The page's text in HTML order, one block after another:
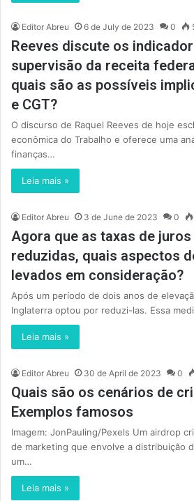
Editor Abreu 6 de July de 2023 0
Reeves discute os
supervisão da receita
quais são as possíveis
e CGT?
O discurso de Raquel Reeves de hoje
econômica do Trabalho e oferece uma
finanças…
Leia mais »
Editor Abreu 3 de June de 2023 0
Agora que as taxas de
reduzidas, quais aspectos
levados em consideração?
Após um período de dois anos de
Inglaterra optou por reduzi-las. Essa
Leia mais »
Editor Abreu 30 de April de 2023 0
Quais são os cenários de
Exemplos famosos
Imagem: JonPauling/Pexels Um airdrop
de marketing que envolve a distribuição
um…
Leia mais »